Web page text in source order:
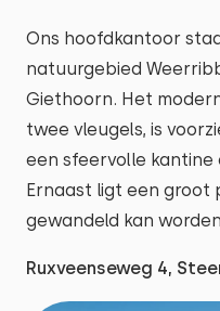
Ons hoofdkantoor
natuurgebied
Giethoorn. Het
twee vleugels, is
een sfeervolle kantine
Ernaast ligt een groot
gewandeld kan
Ruxveenseweg 4,